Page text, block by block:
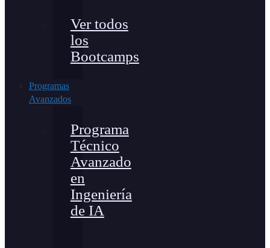
Ver todos
los
Bootcamps
Programas
Avanzados
Programa
Técnico
Avanzado
en
Ingeniería
de IA